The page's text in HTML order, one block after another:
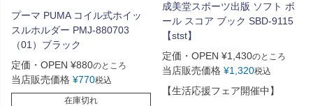
プーマ PUMA コイル式ホイッ
スルホルダー PMJ-880703
（01）ブラック
定価・OPEN ¥880のところ
当店販売価格 ¥770税込
在庫切れ
成美堂スポーツ出版 ソフト ボ
ール スコア ブック SBD-9115
【stst】
定価・OPEN ¥1,430のところ
当店販売価格 ¥1,320税込
【生活応援フェア開催中】